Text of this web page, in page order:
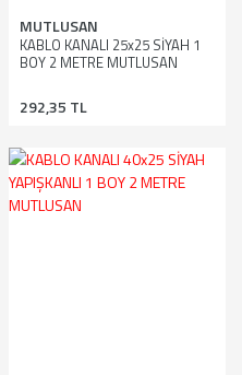
MUTLUSAN
KABLO KANALI 25x25 SİYAH 1
BOY 2 METRE MUTLUSAN
292,35 TL